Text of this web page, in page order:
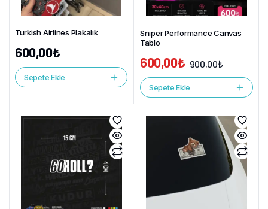
Turkish Airlines Plakalık
600,00₺
Sepete Ekle
Sniper Performance Canvas
Tablo
900,00₺
600,00₺
Sepete Ekle